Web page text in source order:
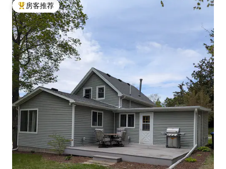
热门「房客推荐」
房客推荐